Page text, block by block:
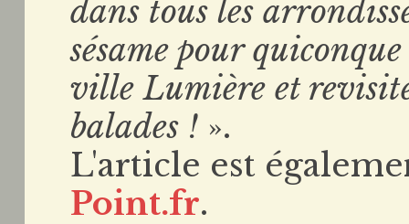
dans tous les
sésame pour
ville Lumière et
balades ! ».
L'article est
Point.fr.